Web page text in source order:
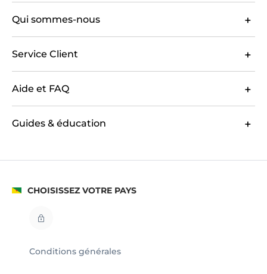
Qui sommes-nous
Service Client
Aide et FAQ
Guides & éducation
CHOISISSEZ VOTRE PAYS
Conditions générales